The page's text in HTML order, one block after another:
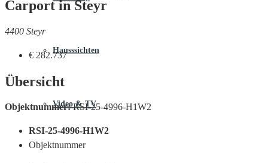
Hausssichten
Video & TV
Carport in Steyr
4400 Steyr
€ 282.737
Übersicht
Objektnummer:RSI-25-4996-H1W2
RSI-25-4996-H1W2
Objektnummer